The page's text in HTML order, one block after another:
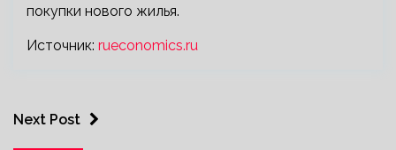
покупки нового жилья.
Источник: rueconomics.ru
Next Post